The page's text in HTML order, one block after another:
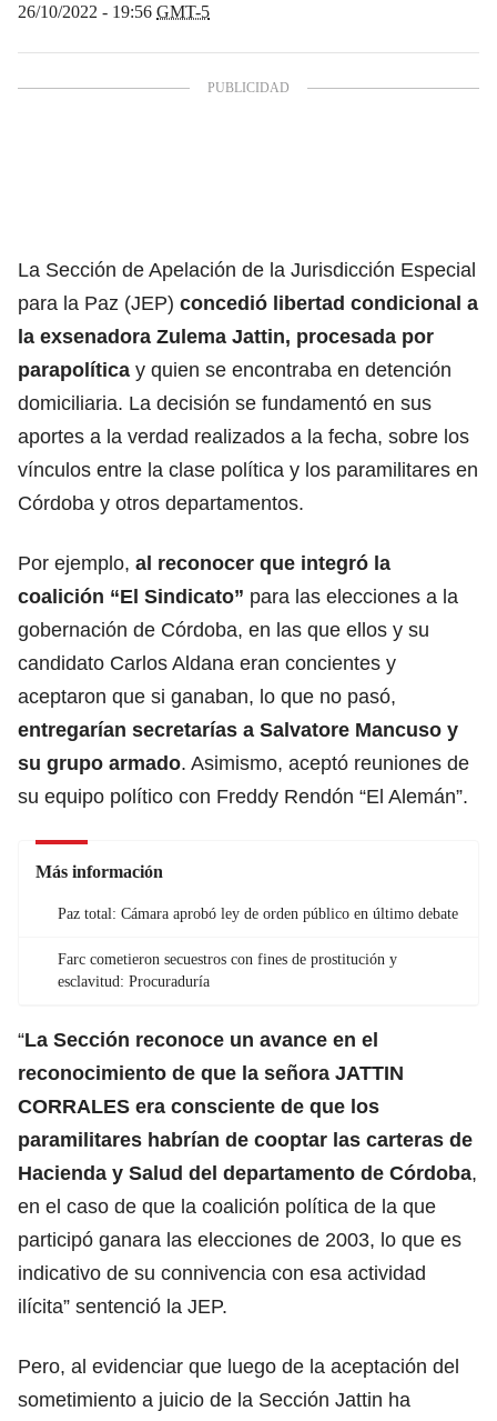
26/10/2022 - 19:56 GMT-5
La Sección de Apelación de la Jurisdicción Especial
para la Paz (JEP) concedió libertad condicional a
la exsenadora Zulema Jattin, procesada por
parapolítica y quien se encontraba en detención
domiciliaria. La decisión se fundamentó en sus
aportes a la verdad realizados a la fecha, sobre los
vínculos entre la clase política y los paramilitares en
Córdoba y otros departamentos.
Por ejemplo, al reconocer que integró la
coalición “El Sindicato” para las elecciones a la
gobernación de Córdoba, en las que ellos y su
candidato Carlos Aldana eran concientes y
aceptaron que si ganaban, lo que no pasó,
entregarían secretarías a Salvatore Mancuso y
su grupo armado. Asimismo, aceptó reuniones de
su equipo político con Freddy Rendón “El Alemán”.
Más información
Paz total: Cámara aprobó ley de orden público en último debate
Farc cometieron secuestros con fines de prostitución y
esclavitud: Procuraduría
“La Sección reconoce un avance en el
reconocimiento de que la señora JATTIN
CORRALES era consciente de que los
paramilitares habrían de cooptar las carteras de
Hacienda y Salud del departamento de Córdoba,
en el caso de que la coalición política de la que
participó ganara las elecciones de 2003, lo que es
indicativo de su connivencia con esa actividad
ilícita” sentenció la JEP.
Pero, al evidenciar que luego de la aceptación del
sometimiento a juicio de la Sección Jattin ha